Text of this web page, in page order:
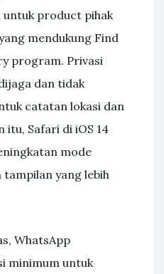
untuk product pihak
mendukung Find
program. Privasi
dan tidak
catatan lokasi dan
itu, Safari di iOS 14
mode
yang lebih
WhatsApp
minimum untuk